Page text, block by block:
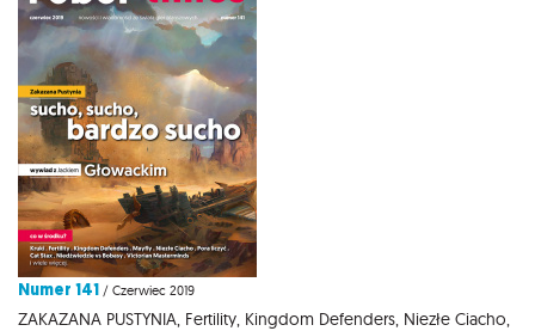
Numer 141 / Czerwiec 2019
ZAKAZANA PUSTYNIA, Fertility, Kingdom Defenders, Niezłe Ciacho,